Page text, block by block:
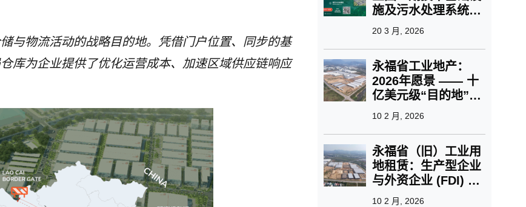
与物流活动的战略目的地。凭借门户位置、同步的基
库为企业提供了优化运营成本、加速区域供应链响应
施及污水处理系统验
收仪式 | 进度突破 ·
链接未来
20 3 月, 2026
永福省工业地产：
2026年愿景 —— 十
亿美元级“目的地”与
绿色工业的崛起
10 2 月, 2026
永福省（旧）工业用
地租赁：生产型企业
与外资企业 (FDI) 的
战略位置选择
10 2 月, 2026